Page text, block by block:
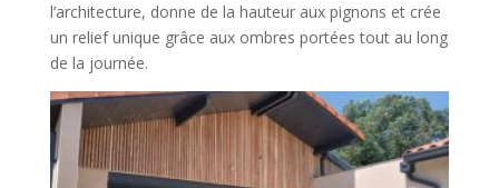
l’architecture, donne de la hauteur aux pignons et crée
un relief unique grâce aux ombres portées tout au long
de la journée.